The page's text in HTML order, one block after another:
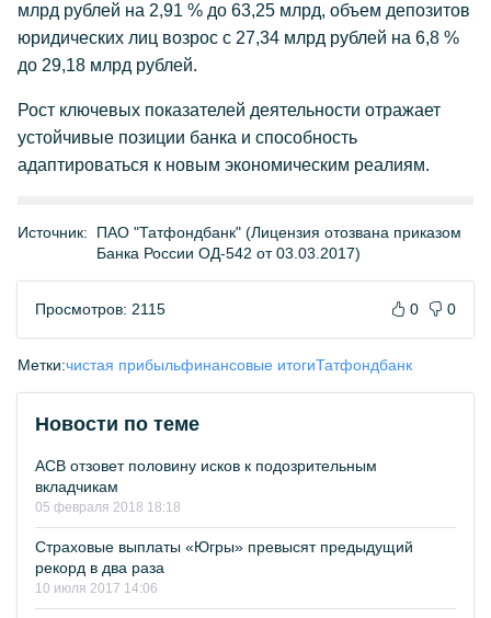
млрд рублей на 2,91 % до 63,25 млрд, объем депозитов
юридических лиц возрос с 27,34 млрд рублей на 6,8 %
до 29,18 млрд рублей.
Рост ключевых показателей деятельности отражает
устойчивые позиции банка и способность
адаптироваться к новым экономическим реалиям.
Источник:
ПАО "Татфондбанк" (Лицензия отозвана приказом
Банка России ОД-542 от 03.03.2017)
Просмотров: 2115 0 0
Метки:чистая прибыльфинансовые итогиТатфондбанк
Новости по теме
АСВ отзовет половину исков к подозрительным
вкладчикам
05 февраля 2018 18:18
Страховые выплаты «Югры» превысят предыдущий
рекорд в два раза
10 июля 2017 14:06